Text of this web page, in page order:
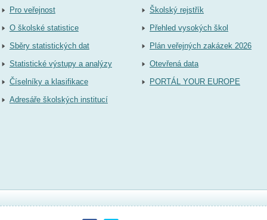
Pro veřejnost
O školské statistice
Sběry statistických dat
Statistické výstupy a analýzy
Číselníky a klasifikace
Adresáře školských institucí
Školský rejstřík
Přehled vysokých škol
Plán veřejných zakázek 2026
Otevřená data
PORTÁL YOUR EUROPE